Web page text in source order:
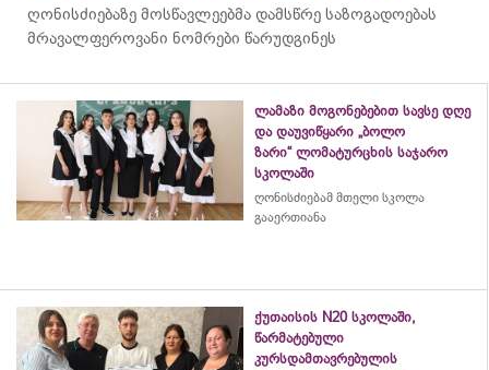
ღონისძიებაზე მოსწავლეებმა დამსწრე საზოგადოებას
მრავალფეროვანი ნომრები წარუდგინეს
ლამაზი მოგონებებით სავსე დღე
და დაუვიწყარი „ბოლო
ზარი“ ლომატურცხის საჯარო
სკოლაში
ღონისძიებამ მთელი სკოლა
გააერთიანა
ქუთაისის N20 სკოლაში,
წარმატებული
კურსდამთავრებულის